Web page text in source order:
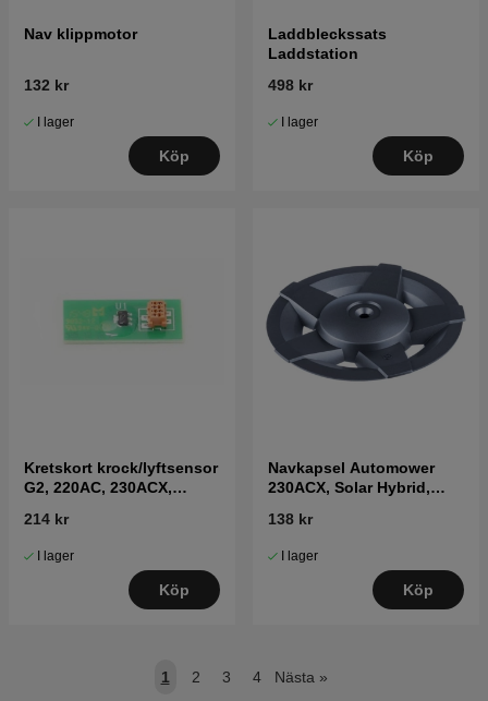
Nav klippmotor
132 kr
I lager
Köp
Laddbleckssats
Laddstation
498 kr
I lager
Köp
Kretskort krock/lyftsensor
G2, 220AC, 230ACX,
214 kr
I lager
Köp
Navkapsel Automower
230ACX, Solar Hybrid,
138 kr
I lager
Köp
1 2 3 4 Nästa »